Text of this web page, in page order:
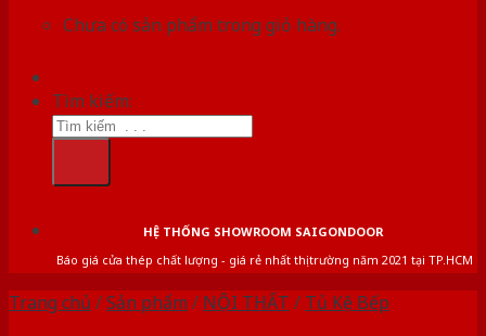
Chưa có sản phẩm trong giỏ hàng.
Tìm kiếm:
HỆ THỐNG SHOWROOM SAIGONDOOR
Báo giá cửa thép chất lượng - giá rẻ nhất thị trường năm 2021 tại TP.HCM
Trang chủ /Sản phẩm / NỘI THẤT / Tủ Kệ Bếp